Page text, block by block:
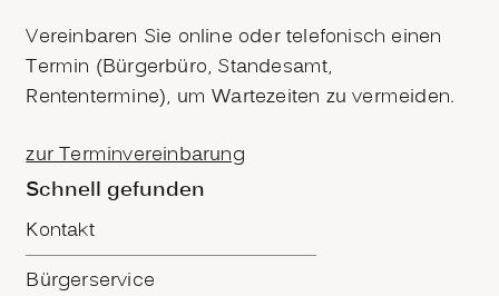
Vereinbaren Sie online oder telefonisch einen
Termin (Bürgerbüro, Standesamt,
Rententermine), um Wartezeiten zu vermeiden.
zur Terminvereinbarung
Schnell gefunden
Kontakt
Bürgerservice